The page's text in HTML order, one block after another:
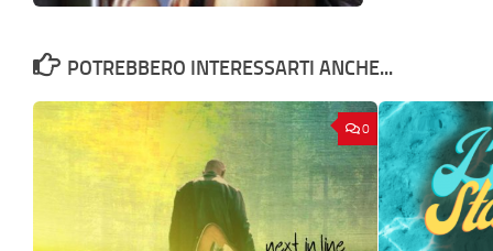
POTREBBERO INTERESSARTI ANCHE...
0